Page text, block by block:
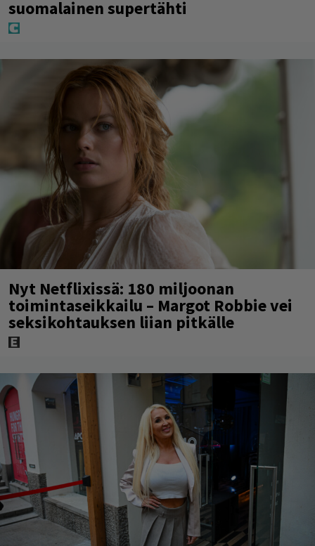
suomalainen supertähti
Nyt Netflixissä: 180 miljoonan
toimintaseikkailu – Margot Robbie vei
seksikohtauksen liian pitkälle